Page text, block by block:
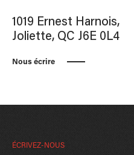
1019 Ernest Harnois,
Joliette, QC J6E 0L4
Nous écrire
ÉCRIVEZ-NOUS